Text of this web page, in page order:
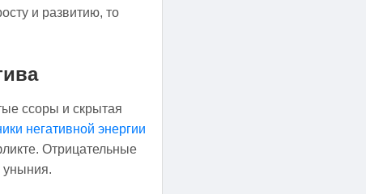
и развитию, то
ссоры и скрытая
негативной энергии
Отрицательные
уныния.